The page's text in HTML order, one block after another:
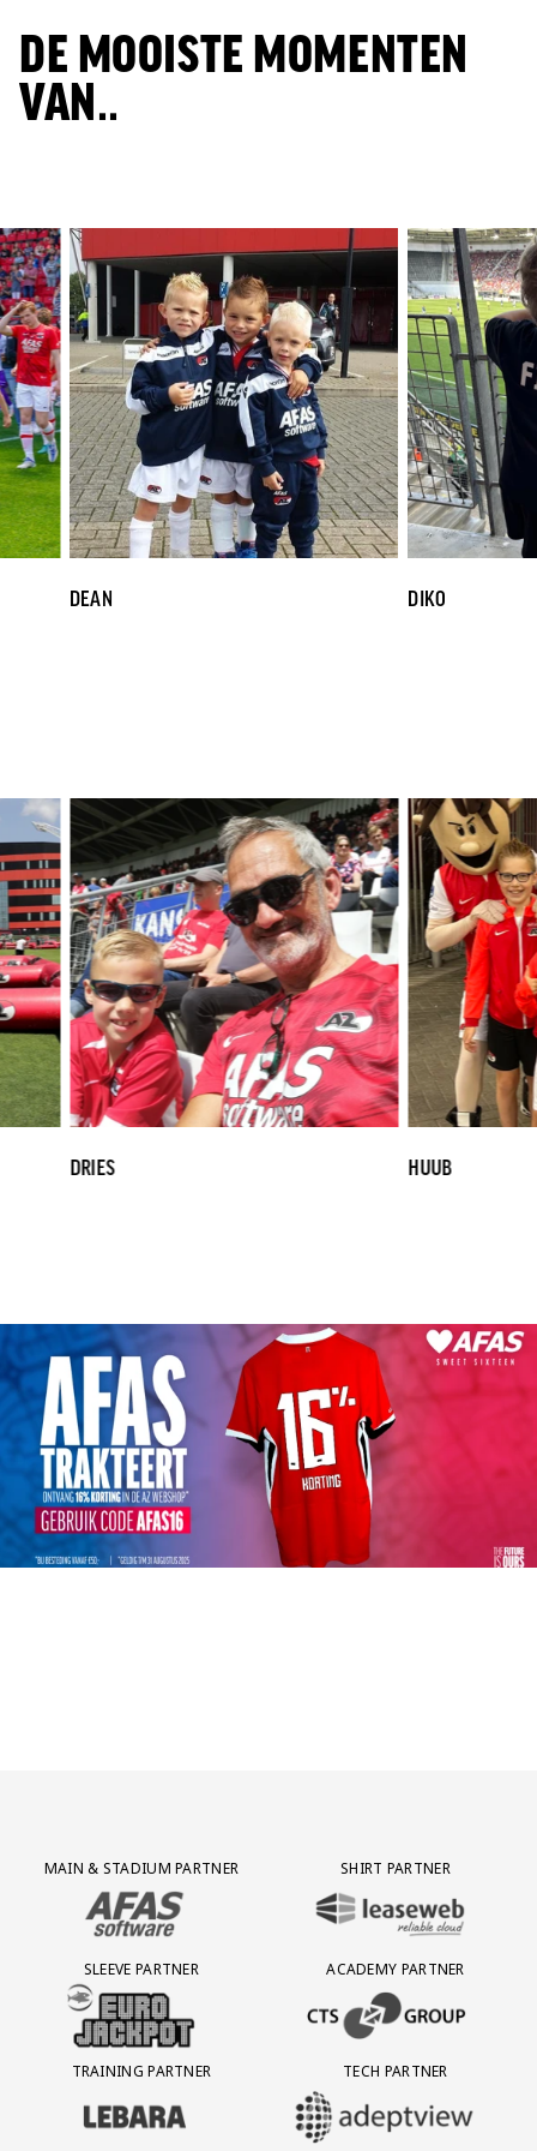
DE MOOISTE MOMENTEN
VAN..
DEAN
DRIES HUUB
Partner Logos Grid
MAIN & STADIUM PARTNER
BEZOEK ONZE MAIN & STADIUM PARTNER AFAS SOFTWARE
SHIRT PARTNER
BEZOEK ONZE SHIRT PARTNER
SLEEVE PARTNER
BEZOEK ONZE SLEEVE PARTNER EUROJACKPOT
ACADEMY PARTNER
BEZOEK ONZE ACADEMY
TRAINING PARTNER
BEZOEK ONZE TRAINING PARTNER LEBARA
TECH PARTNER
BEZOEK ONZE TECH PARTNER